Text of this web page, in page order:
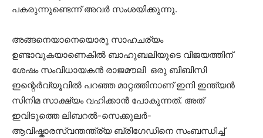
പകരുന്നുണ്ടെന്ന് അവർ സംശയിക്കുന്നു.
അങ്ങനെയാനെയൊരു സാഹചര്യം
ഉണ്ടാവുകയാണെകിൽ ബാഹുബലിയുടെ വിജയത്തിന്
ശേഷം സംവിധായകൻ രാജമൗലി ഒരു ബിബിസി
ഇന്റെർവ്യൂവിൽ പറഞ്ഞ മാറ്റത്തിനാണ് ഇനി ഇന്ത്യൻ
സിനിമ സാക്ഷ്യം വഹിക്കാൻ പോകുന്നത്. അത്
ഇവിടുത്തെ ലിബറൽ-സെക്കുലർ-
ആവിഷ്കാരസ്വന്തന്ത്ര്യ ബ്രിഗേഡിനെ സംബന്ധിച്ച്